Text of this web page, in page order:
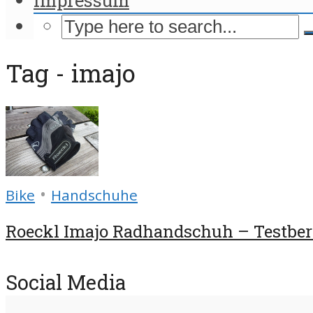
Tag - imajo
Bike • Handschuhe
Roeckl Imajo Radhandschuh –
Social Media